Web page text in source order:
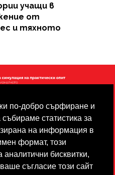
по-добро сърфиране и
статистика за
на информация в
формат, този
аналитични бисквитки,
съгласие този сайт
учащи в
от
и тяхното
са
права
Commons